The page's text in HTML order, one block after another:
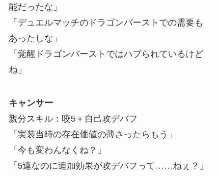
能だったな」
「デュエルマッチのドラゴンバーストでの需要も
あったしな」
「覚醒ドラゴンバーストではハブられているけど
ね」
キャンサー
親分スキル：咬5＋自己攻デバフ
「実装当時の存在価値の薄さったらもう」
「今も変わんなくね？」
「5連なのに追加効果が攻デバフって……ねぇ？」